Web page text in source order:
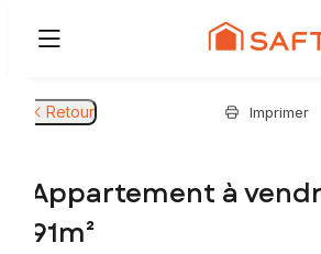
Retour Imprimer
Appartement à
91m²